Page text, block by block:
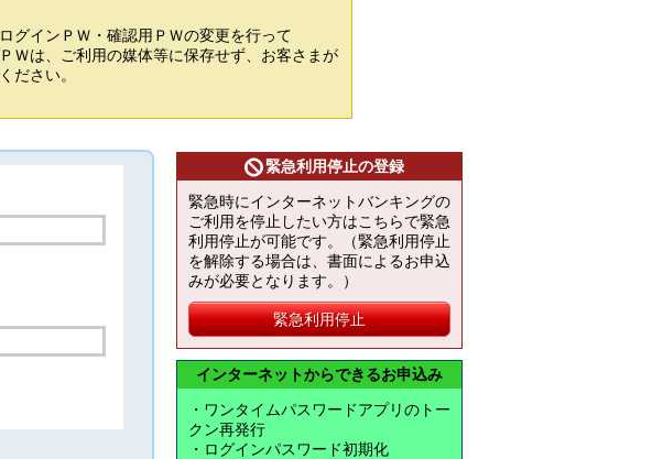
グインＰＷ・確認用ＰＷの変更を行って
は、ご利用の媒体等に保存せず、お客さまが
さい。
緊急利用停止の登録
緊急時にインターネットバンキングの
ご利用を停止したい方はこちらで緊急
利用停止が可能です。（緊急利用停止
を解除する場合は、書面によるお申込
みが必要となります。）
緊急利用停止
インターネットからできるお申込み
・ワンタイムパスワードアプリのトー
クン再発行
・ログインパスワード初期化